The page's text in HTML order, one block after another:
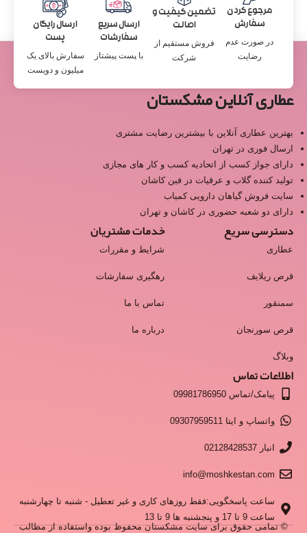
مرجوع کردن
سفارش
در صورت عدم
رضایت
تضمین کیفیت و
اصالت
فروش مستقیم از
شرکت
ارسال سریع
سفارشات
با پست پیشتاز
ارسال رایگان
پست
سفارش بالای یک
میلیون و دویست
عطاری آنلاین مشکستان
بهترین عطاری آنلاین با بیشترین رضایت مشتری
ارسال فوری در تهران
دارای جواز کسب از اتحادیه کسب و کار های مجازی
تولید کننده گلاب و عرقیات در فین کاشان
سایت فروش گیاهان دارویی کمیاب
دارای دو شعبه حضوری در کاشان و تهران
دسترسی سریع
عطاری
قرص ریلایف
سمنقور
قرص سورنجان
وبلاگ
خدمات مشتریان
شرایط و مقررات
رهگیری سفارشات
تماس با ما
درباره ما
اطلاعات تماس
پیامک/تماس 09981786950
واتساپ و ایتا 09307959511
انبار 02128428537
info@moshkestan.com
ساعت پاسخگویی:فقط روزهای کاری و غیر تعطیل - شنبه تا چهارشنبه
ساعت 9 تا 17 و پنجشنبه ها 9 تا 13
© تمامی حقوق برای سایت مشکستان محفوظ بوده واستفاده از مطالب